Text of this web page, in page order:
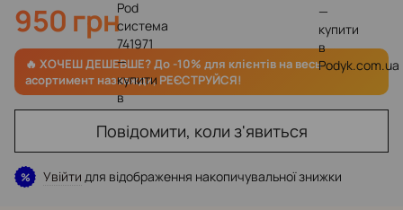
950 грн
Повідомити, коли з'явиться
% Увійти для відображення накопичувальної знижки